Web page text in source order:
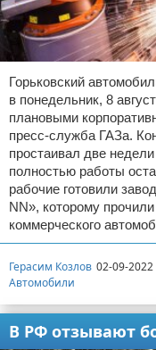
Горьковский
в понедельник, 8
плановыми
пресс-служба ГАЗа.
простаивал две
полностью работы
рабочие готовили
NN», которому
коммерческого
Герасим Козлов 02-09-2022
Автомобили
В РФ отзывают